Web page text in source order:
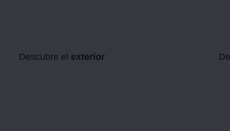
Descubre el exterior